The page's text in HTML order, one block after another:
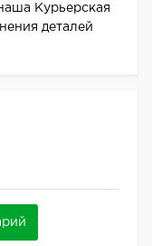
Курьерская
деталей